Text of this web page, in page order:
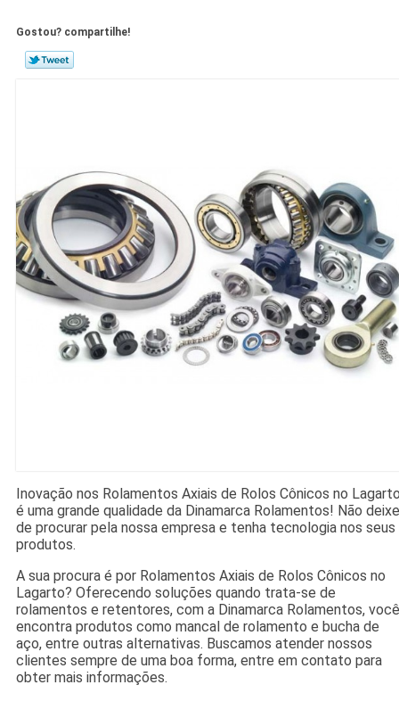
Gostou? compartilhe!
Inovação nos Rolamentos Axiais de Rolos Cônicos no
é uma grande qualidade da Dinamarca Rolamentos! Não deixe
de procurar pela nossa empresa e tenha tecnologia nos seus
produtos.
A sua procura é por Rolamentos Axiais de Rolos Cônicos no
Lagarto? Oferecendo soluções quando trata-se de
rolamentos e retentores, com a Dinamarca Rolamentos, você
encontra produtos como mancal de rolamento e bucha de
aço, entre outras alternativas. Buscamos atender nossos
clientes sempre de uma boa forma, entre em contato para
obter mais informações.